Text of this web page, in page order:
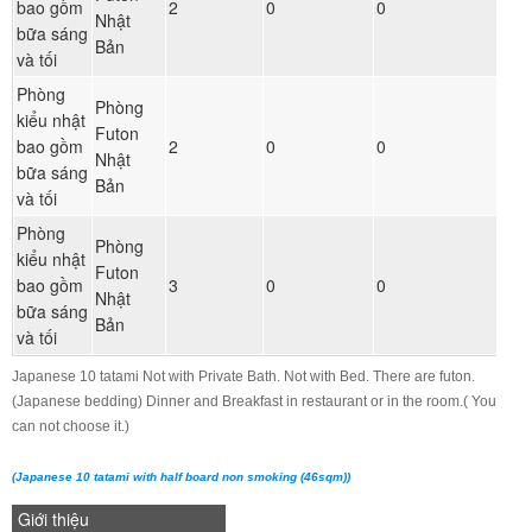
bao gồm
bữa sáng
và tối
Nhật
Bản
2 0 0
Phòng
kiểu nhật
bao gồm
bữa sáng
và tối
Phòng
Futon
Nhật
Bản
2 0 0
Phòng
kiểu nhật
bao gồm
bữa sáng
và tối
Phòng
Futon
Nhật
Bản
3 0 0
Japanese 10 tatami Not with Private Bath. Not with Bed. There are futon.
(Japanese bedding) Dinner and Breakfast in restaurant or in the room.( You
can not choose it.)
(Japanese 10 tatami with half board non smoking (46sqm))
Giới thiệu